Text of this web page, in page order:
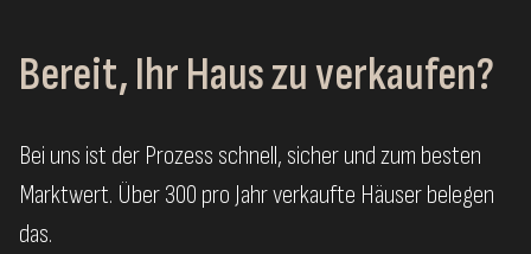
Bereit, Ihr Haus zu verkaufen?
Bei uns ist der Prozess schnell, sicher und zum besten
Marktwert. Über 300 pro Jahr verkaufte Häuser belegen
das.